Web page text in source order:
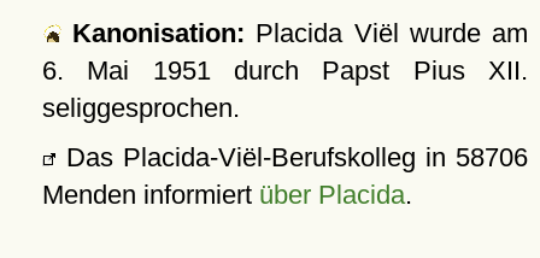
Kanonisation: Placida Viël wurde am
6. Mai 1951durch Papst Pius XII.
seliggesprochen.
Das Placida-Viël-Berufskolleg in 58706
Menden informiert über Placida.